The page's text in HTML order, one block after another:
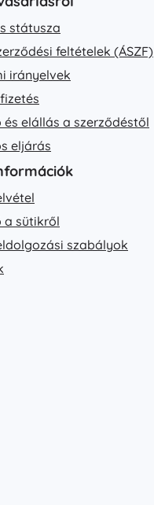
státusza
feltételek (ÁSZF)
irányelvek
és elállás a szerződéstől
eljárás
a sütikről
szabályok